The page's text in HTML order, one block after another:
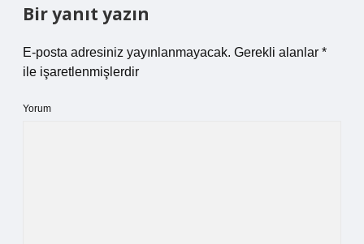
Bir yanıt yazın
E-posta adresiniz yayınlanmayacak. Gerekli alanlar *
ile işaretlenmişlerdir
Yorum